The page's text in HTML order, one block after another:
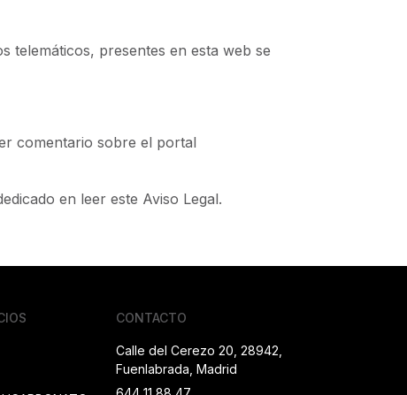
telemáticos, presentes en esta web se
comentario sobre el portal
en leer este Aviso Legal.
CONTACTO
Calle del Cerezo 20, 28942,
Fuenlabrada, Madrid